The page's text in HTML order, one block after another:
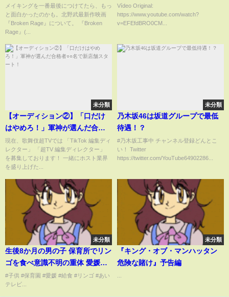
レビュー
メイキングを一番最後につけてたら、もっ
と面白かったのかも。北野武最新作映画
『Broken Rage』について。 『Broken
Rage』(...
Traduzido em Português
Vídeo Original:
https://www.youtube.com/watch?
v=EFEfdBRO0CM...
未分類
【オーディション②】「口だけ
はやめろ！」軍神が選んだ合格
者○○名で新店舗スタート！
現在、歌舞伎超TVでは 「TikTok 編集ディ
レクター」 「超TV 編集ディレクター」
を募集しております！ 一緒にホスト業界
を盛り上げた...
未分類
乃木坂46は坂道グループで最低
待遇！？
#乃木坂工事中 チャンネル登録どんとこ
い！ Twitter
https://twitter.com/YouTube64902286...
未分類
生後8か月の男の子 保育所でリン
ゴを食べ意識不明の重体 愛媛県
が特別監査へ「愛媛のニュー
ス」
#子供 #保育園 #愛媛 #給食 #リンゴ #あい
テレビ...
未分類
『キング・オブ・マンハッタン
危険な賭け』予告編